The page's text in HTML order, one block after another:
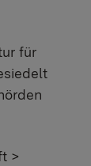
für
>